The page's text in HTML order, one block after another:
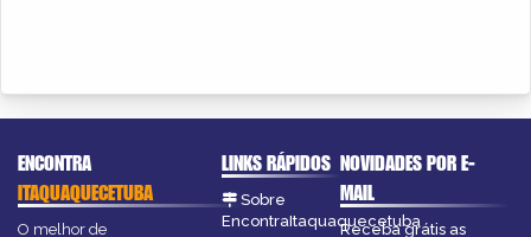
ENCONTRA
ITAQUAQUECETUBA
O melhor de
LINKS RÁPIDOS
Sobre
EncontraItaquaquecetuba
NOVIDADES POR E-
MAIL
Receba grátis as